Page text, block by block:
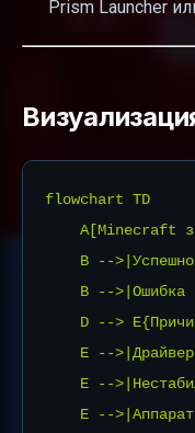
Prism Launcher
flowchart TD
A[Minecraft
B --
B -->|Ошибка
D -->
E --
E --